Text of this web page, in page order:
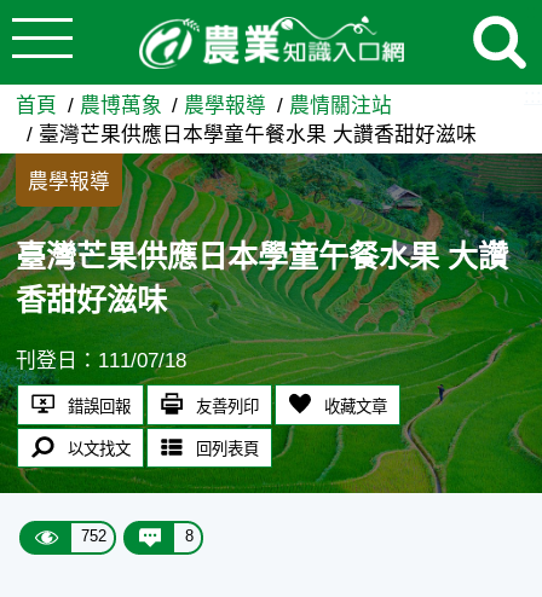
跳到主要內容
臺灣芒果供應日本學童午餐
首頁 農博萬象 農學報導
農情關注站
臺灣芒果供應日本學童午餐水果 大讚香甜好滋味
農學報導
臺灣芒果供應日本學童午餐水果 大讚
香甜好滋味
刊登日：111/07/18
錯誤回報 友善列印 收藏文章
以文找文 回列表頁
752 8